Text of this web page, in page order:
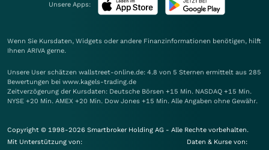
Unsere Apps:
Wenn Sie Kursdaten, Widgets oder andere Finanzinformationen benötigen, hilft
Ihnen ARIVA gerne.
Unsere User schätzen wallstreet-online.de: 4.8 von 5 Sternen ermittelt aus 285
Bewertungen bei www.kagels-trading.de
Zeitverzögerung der Kursdaten: Deutsche Börsen +15 Min. NASDAQ +15 Min.
NYSE +20 Min. AMEX +20 Min. Dow Jones +15 Min. Alle Angaben ohne Gewähr.
Copyright © 1998-2026 Smartbroker Holding AG - Alle Rechte vorbehalten.
Mit Unterstützung von:
Daten & Kurse von: